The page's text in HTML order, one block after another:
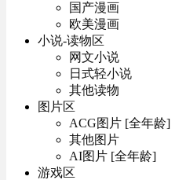
国产漫画
欧美漫画
小说-读物区
网文小说
日式轻小说
其他读物
图片区
ACG图片 [全年龄]
其他图片
AI图片 [全年龄]
游戏区